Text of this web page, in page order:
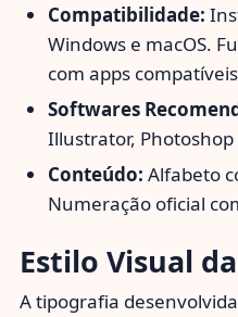
Compatibilidade:
Windows e macOS.
com apps
Softwares
Illustrator, Photoshop
Conteúdo: Alfabeto
Numeração oficial
Estilo Visual
A tipografia